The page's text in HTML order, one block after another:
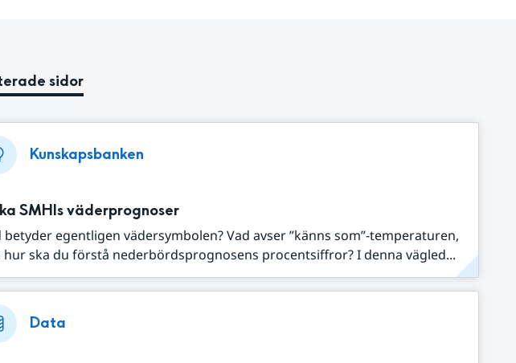
sidor
Kunskapsbanken
SMHIs väderprognoser
betyder egentligen vädersymbolen? Vad avser ”känns som”-temperaturen,
hur ska du förstå nederbördsprognosens procentsiffror? I denna vägled...
Data